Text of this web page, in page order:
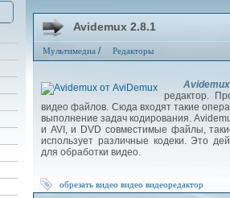
Avidemux 2.8.1
Мультимедиа / Редакторы
Avidemux
редактор.
видео файлов. Сюда входят такие
выполнение задач кодирования.
и AVI, и DVD совместимые файлы,
использует различные кодеки. Это
для обработки видео.
обрезать видео видео видеоредактор